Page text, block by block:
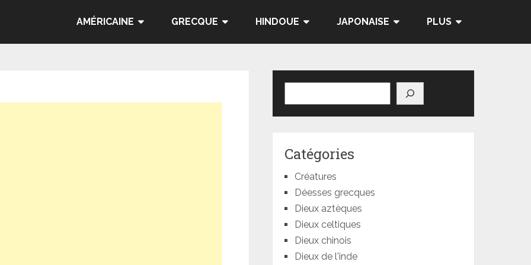
AMÉRICAINE GRECQUE HINDOUE JAPONAISE PLUS
Catégories
Créatures
Déesses grecques
Dieux aztèques
Dieux celtiques
Dieux chinois
Dieux de l'inde